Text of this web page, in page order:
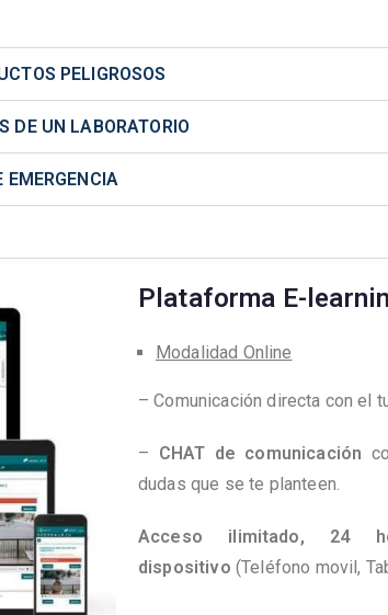
PELIGROSOS
DE UN LABORATORIO
EMERGENCIA
Plataforma E-
Modalidad Online
– Comunicación directa con el
– CHAT de comunicación
dudas que se te planteen.
Acceso ilimitado, 24
dispositivo (Teléfono movil,